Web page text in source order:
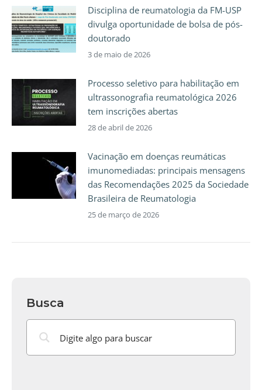
Disciplina de reumatologia da FM-USP
divulga oportunidade de bolsa de pós-
doutorado
3 de maio de 2026
Processo seletivo para habilitação em
ultrassonografia reumatológica 2026
tem inscrições abertas
28 de abril de 2026
Vacinação em doenças reumáticas
imunomediadas: principais mensagens
das Recomendações 2025 da Sociedade
Brasileira de Reumatologia
25 de março de 2026
Busca